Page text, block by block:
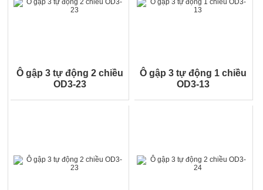
Ô gập 3 tự động 2 chiều
OD3-23
Ô gập 3 tự động 1 chiều
OD3-13